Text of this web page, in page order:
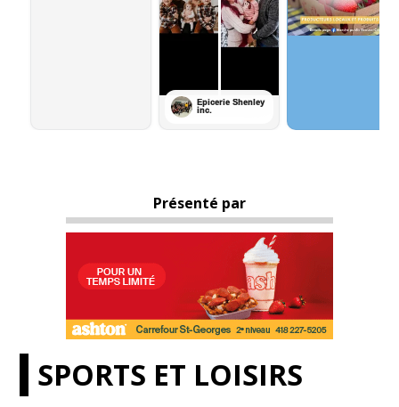
Présenté par
SPORTS ET LOISIRS